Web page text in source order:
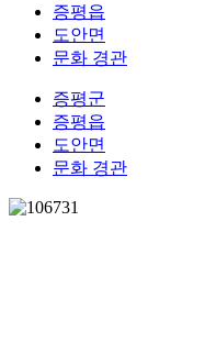
증평읍
도안면
문화 경관
증평군
증평읍
도안면
문화 경관